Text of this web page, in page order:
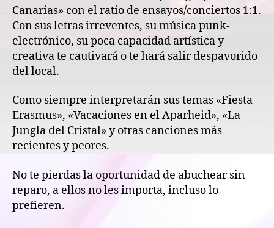
Canarias» con el ratio de ensayos/conciertos 1:1.
Con sus letras irreventes, su música punk-
electrónico, su poca capacidad artística y
creativa te cautivará o te hará salir despavorido
del local.
Como siempre interpretarán sus temas «Fiesta
Erasmus», «Vacaciones en el Aparheid», «La
Jungla del Cristal» y otras canciones más
recientes y peores.
No te pierdas la oportunidad de abuchear sin
reparo, a ellos no les importa, incluso lo
prefieren.